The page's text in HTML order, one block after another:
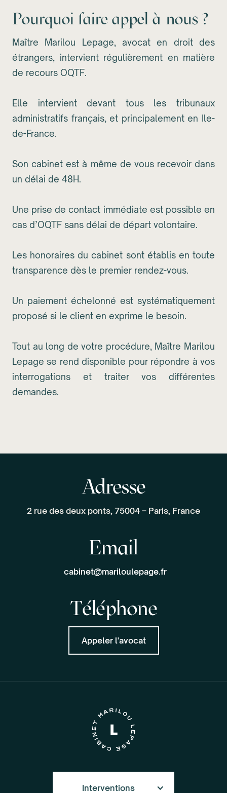
Pourquoi faire appel à nous ?
Maître Marilou Lepage, avocat en droit des
étrangers, intervient régulièrement en matière
de recours OQTF.
Elle intervient devant tous les tribunaux
administratifs français, et principalement en Ile-
de-France.
Son cabinet est à même de vous recevoir dans
un délai de 48H.
Une prise de contact immédiate est possible en
cas d’OQTF sans délai de départ volontaire.
Les honoraires du cabinet sont établis en toute
transparence dès le premier rendez-vous.
Un paiement échelonné est systématiquement
proposé si le client en exprime le besoin.
Tout au long de votre procédure, Maître Marilou
Lepage se rend disponible pour répondre à vos
interrogations et traiter vos différentes
demandes.
Adresse
2 rue des deux ponts, 75004 – Paris, France
Email
cabinet@mariloulepage.fr
Téléphone
Appeler l'avocat
Interventions